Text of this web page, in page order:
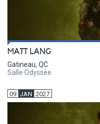
MATT LANG
Gatineau, QC
Salle Odyssée
09 JAN 2027